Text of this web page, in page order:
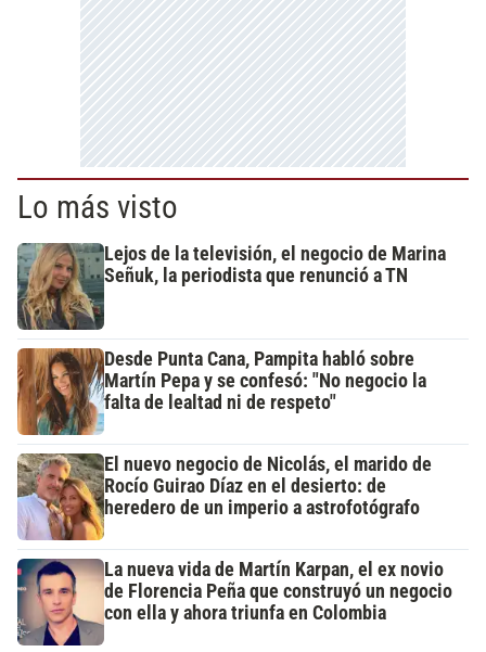
Lo más visto
Lejos de la televisión, el negocio de Marina
Señuk, la periodista que renunció a TN
Desde Punta Cana, Pampita habló sobre
Martín Pepa y se confesó: "No negocio la
falta de lealtad ni de respeto"
El nuevo negocio de Nicolás, el marido de
Rocío Guirao Díaz en el desierto: de
heredero de un imperio a astrofotógrafo
La nueva vida de Martín Karpan, el ex novio
de Florencia Peña que construyó un negocio
con ella y ahora triunfa en Colombia